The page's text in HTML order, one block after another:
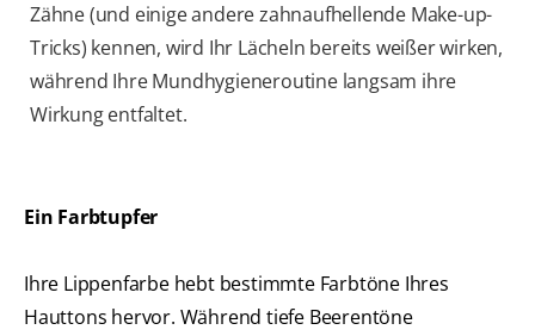
Zähne (und einige andere zahnaufhellende Make-up-
Tricks) kennen, wird Ihr Lächeln bereits weißer wirken,
während Ihre Mundhygieneroutine langsam ihre
Wirkung entfaltet.
Ein Farbtupfer
Ihre Lippenfarbe hebt bestimmte Farbtöne Ihres
Hauttons hervor. Während tiefe Beerentöne